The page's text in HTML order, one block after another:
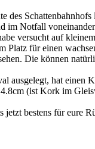
des
im Notfall
versucht auf
Platz für einen
Die können
ausgelegt, hat einen
(ist Kork im
jetzt bestens für eure